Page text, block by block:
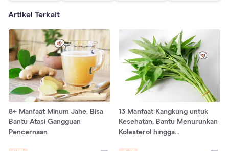
Artikel Terkait
8+ Manfaat Minum Jahe, Bisa
Bantu Atasi Gangguan
Pencernaan
13 Manfaat Kangkung untuk
Kesehatan, Bantu Menurunkan
Kolesterol hingga